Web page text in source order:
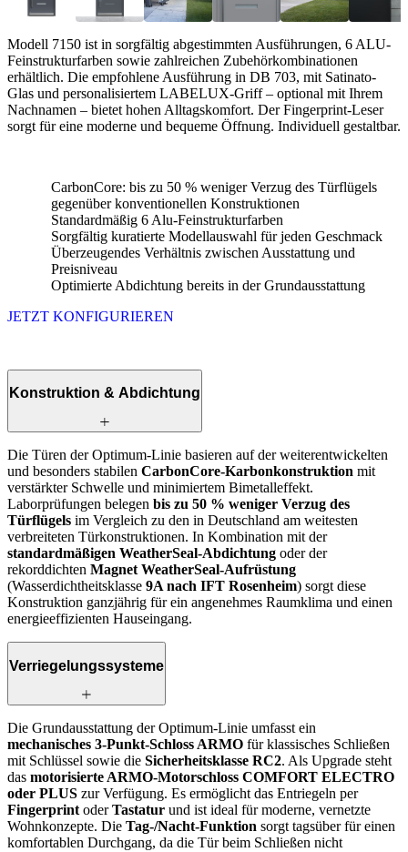
Modell 7150 ist in sorgfältig abgestimmten Ausführungen, 6 ALU-
Feinstrukturfarben sowie zahlreichen Zubehörkombinationen
erhältlich. Die empfohlene Ausführung in DB 703, mit Satinato-
Glas und personalisiertem LABELUX-Griff – optional mit Ihrem
Nachnamen – bietet hohen Alltagskomfort. Der Fingerprint-Leser
sorgt für eine moderne und bequeme Öffnung. Individuell gestaltbar.
CarbonCore: bis zu 50 % weniger Verzug des Türflügels
gegenüber konventionellen Konstruktionen
Standardmäßig 6 Alu-Feinstrukturfarben
Sorgfältig kuratierte Modellauswahl für jeden Geschmack
Überzeugendes Verhältnis zwischen Ausstattung und
Preisniveau
Optimierte Abdichtung bereits in der Grundausstattung
JETZT KONFIGURIEREN
Konstruktion & Abdichtung
Die Türen der Optimum-Linie basieren auf der weiterentwickelten
und besonders stabilen CarbonCore-Karbonkonstruktion mit
verstärkter Schwelle und minimiertem Bimetalleffekt.
Laborprüfungen belegen bis zu 50 % weniger Verzug des
Türflügels im Vergleich zu den in Deutschland am weitesten
verbreiteten Türkonstruktionen. In Kombination mit der
standardmäßigen WeatherSeal-Abdichtung oder der
rekorddichten Magnet WeatherSeal-Aufrüstung
(Wasserdichtheitsklasse 9A nach IFT Rosenheim) sorgt diese
Konstruktion ganzjährig für ein angenehmes Raumklima und einen
energieeffizienten Hauseingang.
Verriegelungssysteme
Die Grundausstattung der Optimum-Linie umfasst ein
mechanisches 3-Punkt-Schloss ARMO für klassisches Schließen
mit Schlüssel sowie die Sicherheitsklasse RC2. Als Upgrade steht
das motorisierte ARMO-Motorschloss COMFORT ELECTRO
oder PLUS zur Verfügung. Es ermöglicht das Entriegeln per
Fingerprint oderTastatur und ist ideal für moderne, vernetzte
Wohnkonzepte. Die Tag-/Nacht-Funktion sorgt tagsüber für einen
komfortablen Durchgang, da die Tür beim Schließen nicht